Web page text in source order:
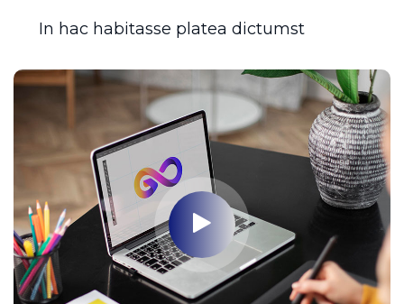
In hac habitasse platea dictumst